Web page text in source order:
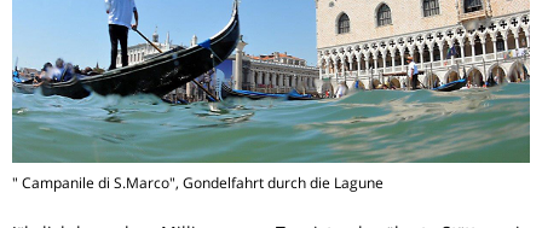
" Campanile di S.Marco", Gondelfahrt durch die Lagune